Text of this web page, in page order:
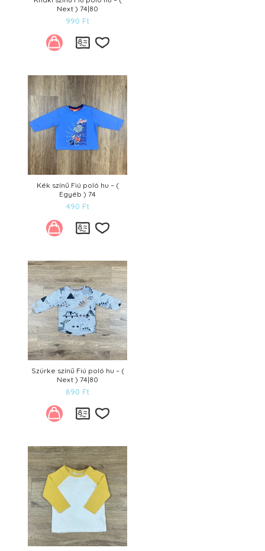
Next ) 74|80
990 Ft
Kívánságlistára
Kék színű Fiú poló hu – (
Egyéb ) 74
490 Ft
Kívánságlistára
Szürke színű Fiú poló hu – (
Next ) 74|80
890 Ft
Kívánságlistára